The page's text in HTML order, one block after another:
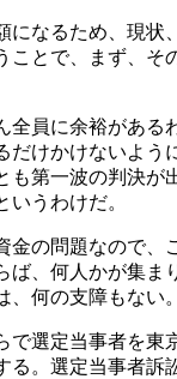
になるため、現状
ことで、まず、そ
員に余裕がある
だけかけないよう
も第一波の判決が
いうわけだ。
の問題なので、
ば、何人かが集ま
、何の支障もない。
で選定当事者を東
る。選定当事者訴